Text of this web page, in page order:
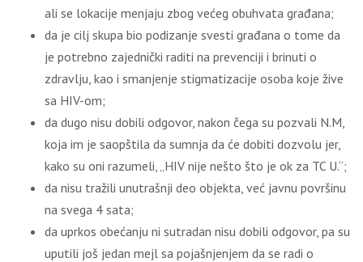
ali se lokacije menjaju zbog većeg obuhvata građana;
da je cilј skupa bio podizanje svesti građana o tome da
je potrebno zajednički raditi na prevenciji i brinuti o
zdravlјu, kao i smanjenje stigmatizacije osoba koje žive
sa HIV-om;
da dugo nisu dobili odgovor, nakon čega su pozvali N.M,
koja im je saopštila da sumnja da će dobiti dozvolu jer,
kako su oni razumeli, „HIV nije nešto što je ok za TC U.“;
da nisu tražili unutrašnji deo objekta, već javnu površinu
na svega 4 sata;
da uprkos obećanju ni sutradan nisu dobili odgovor, pa su
uputili još jedan mejl sa pojašnjenjem da se radi o